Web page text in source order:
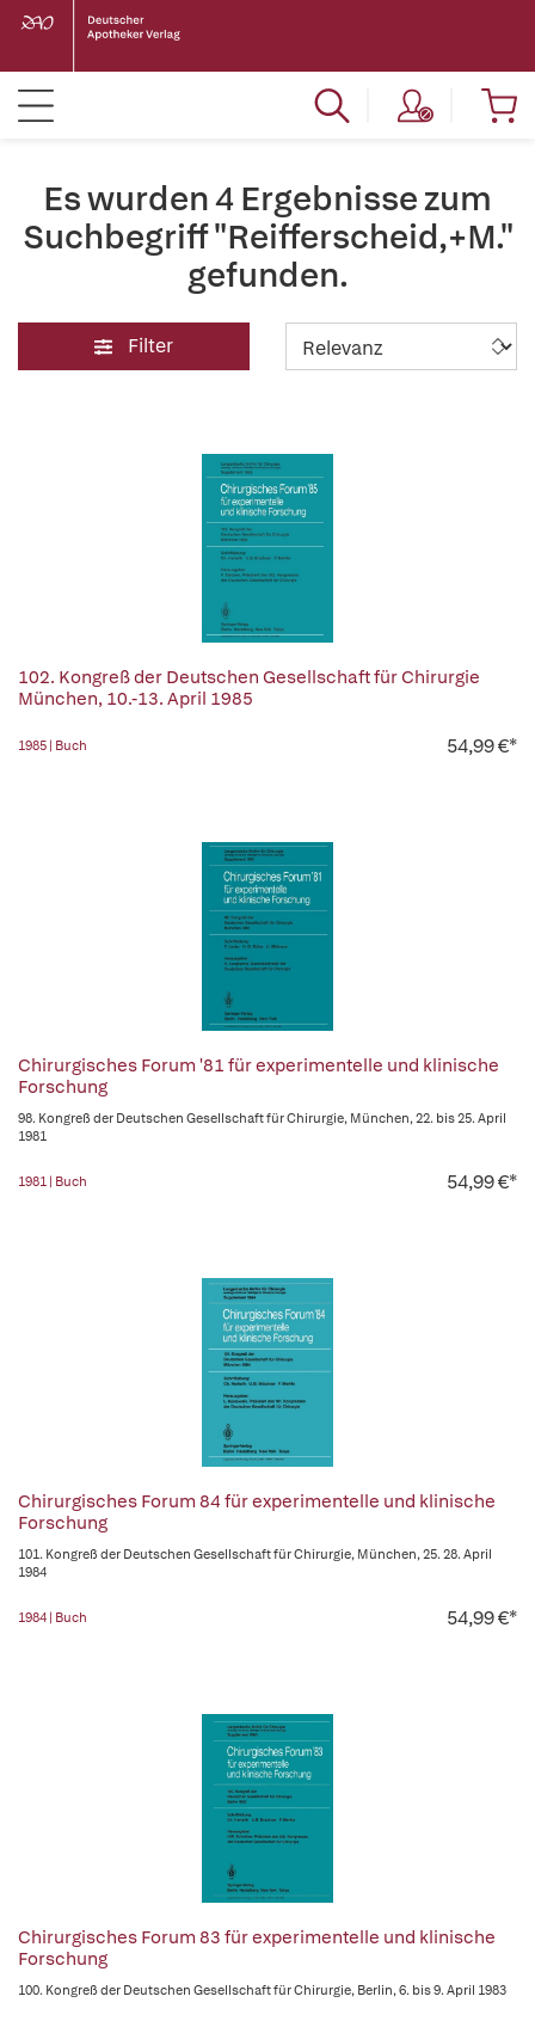
Es wurden 4 Ergebnisse zum
Suchbegriff "Reifferscheid,+M."
gefunden.
Filter
102. Kongreß der Deutschen Gesellschaft für Chirurgie
München, 10.-13. April 1985
1985 | Buch 54,99 €*
Chirurgisches Forum '81 für experimentelle und klinische
Forschung
98. Kongreß der Deutschen Gesellschaft für Chirurgie, München, 22. bis 25. April
1981
1981 | Buch 54,99 €*
Chirurgisches Forum 84 für experimentelle und klinische
Forschung
101. Kongreß der Deutschen Gesellschaft für Chirurgie, München, 25. 28. April
1984
1984 | Buch 54,99 €*
Chirurgisches Forum 83 für experimentelle und klinische
Forschung
100. Kongreß der Deutschen Gesellschaft für Chirurgie, Berlin, 6. bis 9. April 1983